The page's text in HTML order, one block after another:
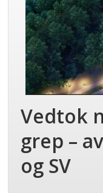
Vedtok
grep –
og SV